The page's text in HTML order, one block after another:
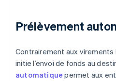
Prélèvement
Contrairement aux virements
initie l’envoi de fonds au
automatique permet aux